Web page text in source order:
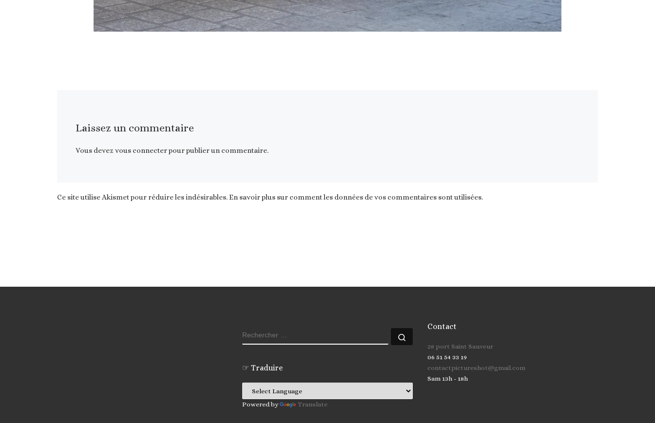
Laissez un commentaire
Vous devez vous connecterpour publier un commentaire.
Ce site utilise Akismet pour réduire les indésirables.En savoir plus sur comment les données de vos commentaires sont utilisées.
RECHERCHER
☞ Traduire
Powered by Translate
Contact
28 port Saint Sauveur
06 51 54 33 19
contactpictureshot@gmail.com
Sam 13h - 18h